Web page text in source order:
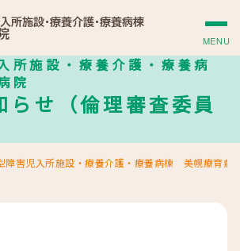
MENU
院
障害児入所施設・療養介護・療養病棟 美幌療育病